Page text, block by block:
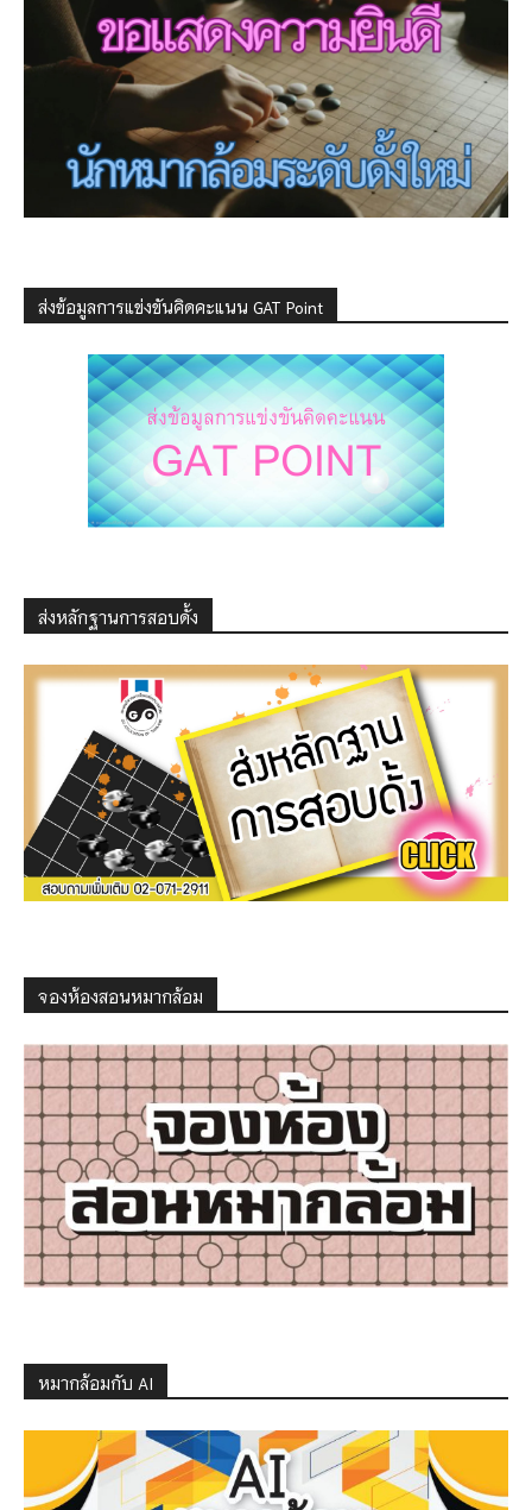
ส่งข้อมูลการแข่งขันคิดคะแนน GAT Point
ส่งหลักฐานการสอบดั้ง
จองห้องสอนหมากล้อม
หมากล้อมกับ AI